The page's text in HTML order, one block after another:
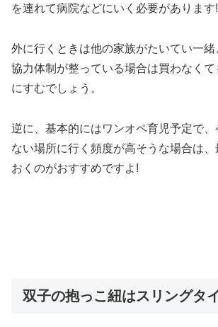
を連れて病院などにいく必要があります!
外に行くときは他の家族がたいてい一
協力体制が整っている場合は買わなく
にすむでしょう。
逆に、基本的にはワンオペ育児予定で
ない場所に行く頻度が高そうな場合は
おくのがおすすめですよ!
双子の抱っこ紐はスリングタ